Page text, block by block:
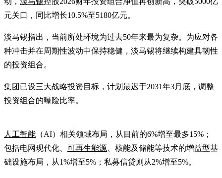
元关口，同比增长10.5%至5180亿元。
淡马锡指出，当前所处环境为过去50年来最为复杂。为应对各
种冲击并在周期性波动中保持稳健，淡马锡将继续构建具韧性
的投资组合。
集团已设三大战略投资目标，计划最迟于2031年3月底，调整
投资组合的曝险比率。
人工智能 （AI）相关领域布局，从目前的6%增至最多15%；
包括电网现代化、 可再生能源 、核能及储能等技术的增益型基
础设施布局，从1%增至5%；私募信贷则从2%增至5%。